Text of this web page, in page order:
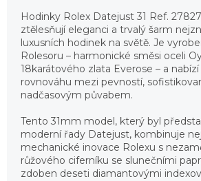
Hodinky Rolex Datejust 31 Ref.
ztělesňují eleganci a trvalý šarm
luxusních hodinek na světě. Je
Rolesoru – harmonické směsi oceli
18karátového zlata Everose – a
rovnováhu mezi pevností,
nadčasovým půvabem.
Tento 31mm model, který byl
moderní řady Datejust, kombinuje
mechanické inovace Rolexu s
růžového ciferníku se slunečními
zdoben deseti diamantovými